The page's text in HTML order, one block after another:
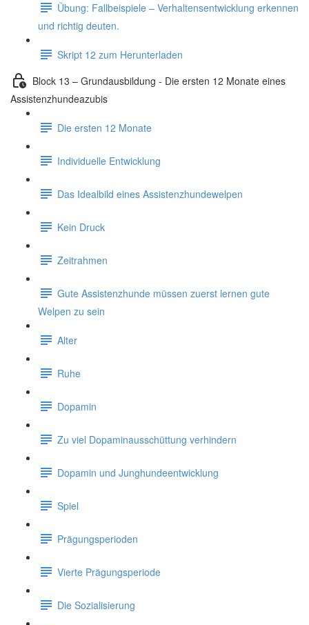
Übung: Fallbeispiele – Verhaltensentwicklung erkennen
und richtig deuten.
Skript 12 zum Herunterladen
Block 13 – Grundausbildung - Die ersten 12 Monate eines
Assistenzhundeazubis
Die ersten 12 Monate
Individuelle Entwicklung
Das Idealbild eines Assistenzhundewelpen
Kein Druck
Zeitrahmen
Gute Assistenzhunde müssen zuerst lernen gute
Welpen zu sein
Alter
Ruhe
Dopamin
Zu viel Dopaminausschüttung verhindern
Dopamin und Junghundeentwicklung
Spiel
Prägungsperioden
Vierte Prägungsperiode
Die Sozialisierung